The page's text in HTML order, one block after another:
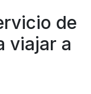
de
viajar a